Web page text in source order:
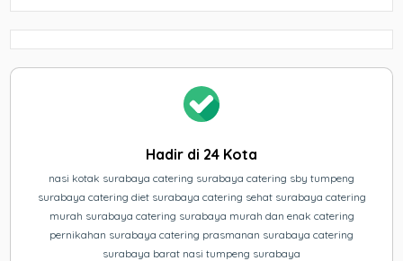
Hadir di 24 Kota
nasi kotak surabaya catering surabaya catering sby tumpeng
surabaya catering diet surabaya catering sehat surabaya catering
murah surabaya catering surabaya murah dan enak catering
pernikahan surabaya catering prasmanan surabaya catering
surabaya barat nasi tumpeng surabaya